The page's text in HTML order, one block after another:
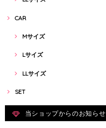
CAR
Mサイズ
Lサイズ
LLサイズ
SET
当ショップからのお知らせ